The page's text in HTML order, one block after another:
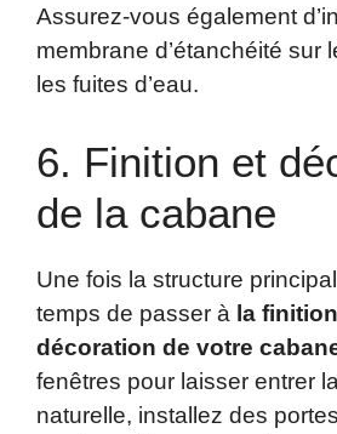
Assurez-vous également
membrane d’étanchéité sur
les fuites d’eau.
6. Finition et
de la cabane
Une fois la structure
temps de passer à la
décoration de votre
fenêtres pour laisser entrer
naturelle, installez des